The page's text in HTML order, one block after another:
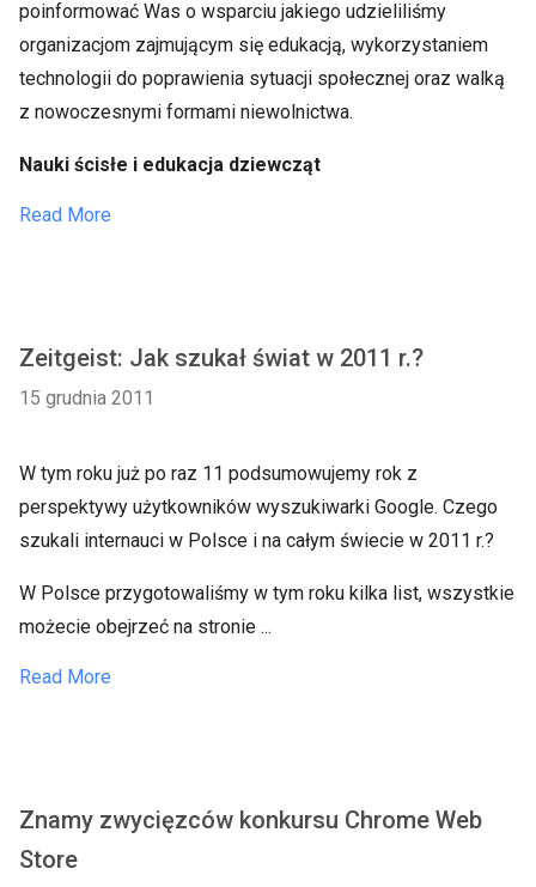
poinformować Was o wsparciu jakiego udzieliliśmy
organizacjom zajmującym się edukacją, wykorzystaniem
technologii do poprawienia sytuacji społecznej oraz walką
z nowoczesnymi formami niewolnictwa.
Nauki ścisłe i edukacja dziewcząt
Read More
Zeitgeist: Jak szukał świat w 2011 r.?
15 grudnia 2011
W tym roku już po raz 11 podsumowujemy rok z
perspektywy użytkowników wyszukiwarki Google. Czego
szukali internauci w Polsce i na całym świecie w 2011 r.?
W Polsce przygotowaliśmy w tym roku kilka list, wszystkie
możecie obejrzeć na stronie ...
Read More
Znamy zwycięzców konkursu Chrome Web
Store